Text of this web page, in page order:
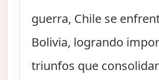
guerra, Chile se
Bolivia, logrando
triunfos que